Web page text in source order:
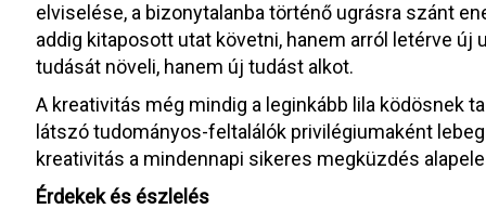
elviselése, a bizonytalanba történő ugrásra szánt
addig kitaposott utat követni, hanem arról letérve új
tudását növeli, hanem új tudást alkot.
A kreativitás még mindig a leginkább lila ködösnek
látszó tudományos-feltalálók privilégiumaként
kreativitás a mindennapi sikeres megküzdés
Érdekek és észlelés